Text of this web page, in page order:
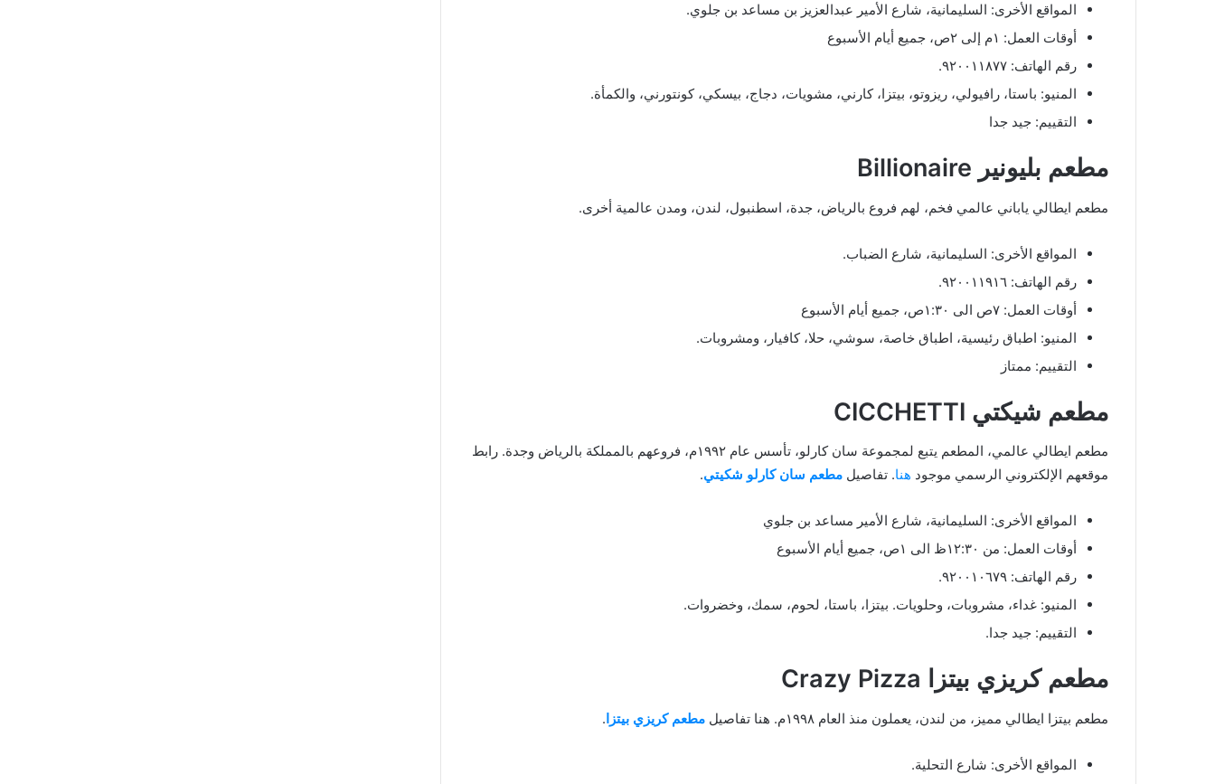
المواقع الأخرى: السليمانية، شارع الأمير عبدالعزيز بن مساعد بن جلوي.
أوقات العمل: ١م إلى ٢ص، جميع أيام الأسبوع
رقم الهاتف: ٩٢٠٠١١٨٧٧.
المنيو: باستا، رافيولي، ريزوتو، بيتزا، كارني، مشويات، دجاج، بيسكي، كونتورني، والكمأة.
التقييم: جيد جدا
مطعم بليونير Billionaire
مطعم ايطالي ياباني عالمي فخم، لهم فروع بالرياض، جدة، اسطنبول، لندن، ومدن عالمية أخرى.
المواقع الأخرى: السليمانية، شارع الضباب.
رقم الهاتف: ٩٢٠٠١١٩١٦.
أوقات العمل: ٧ص الى ١:٣٠ص، جميع أيام الأسبوع
المنيو: اطباق رئيسية، اطباق خاصة، سوشي، حلا، كافيار، ومشروبات.
التقييم: ممتاز
مطعم شيكتي CICCHETTI
مطعم ايطالي عالمي، المطعم يتبع لمجموعة سان كارلو، تأسس عام ١٩٩٢م، فروعهم بالمملكة بالرياض وجدة. رابط
موقعهم الإلكتروني الرسمي موجود هنا. تفاصيل مطعم سان كارلو شكيتي.
المواقع الأخرى: السليمانية، شارع الأمير مساعد بن جلوي
أوقات العمل: من ١٢:٣٠ظ الى ١ص، جميع أيام الأسبوع
رقم الهاتف: ٩٢٠٠١٠٦٧٩.
المنيو: غداء، مشروبات، وحلويات. بيتزا، باستا، لحوم، سمك، وخضروات.
التقييم: جيد جدا.
مطعم كريزي بيتزا Crazy Pizza
مطعم بيتزا ايطالي مميز، من لندن، يعملون منذ العام ١٩٩٨م. هنا تفاصيل مطعم كريزي بيتزا.
المواقع الأخرى: شارع التحلية.